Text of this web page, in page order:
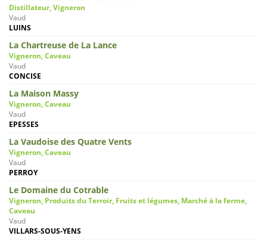
Distillateur, Vigneron
Vaud
LUINS
La Chartreuse de La Lance
Vigneron, Caveau
Vaud
CONCISE
La Maison Massy
Vigneron, Caveau
Vaud
EPESSES
La Vaudoise des Quatre Vents
Vigneron, Caveau
Vaud
PERROY
Le Domaine du Cotrable
Vigneron, Produits du Terroir, Fruits et légumes, Marché à la ferme,
Caveau
Vaud
VILLARS-SOUS-YENS